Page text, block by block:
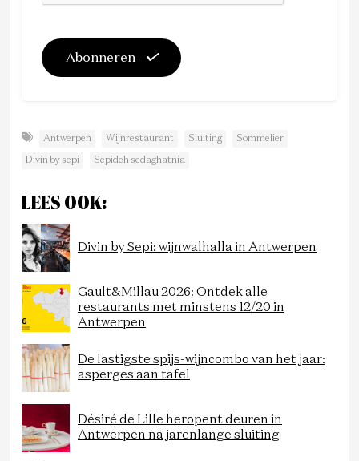
Abonneren
Antwerpen Wijnrestaurant Sluiting Sommelier
Divin by sepi Sepideh sedaghatnia
LEES OOK:
Divin by Sepi: wijnwalhalla in Antwerpen
Gault&Millau 2026: Ontdek alle
restaurants met minstens 12/20 in
Antwerpen
De lastigste spijs-wijncombo van het jaar:
asperges aan tafel
Désiré de Lille heropent deuren in
Antwerpen na jarenlange sluiting